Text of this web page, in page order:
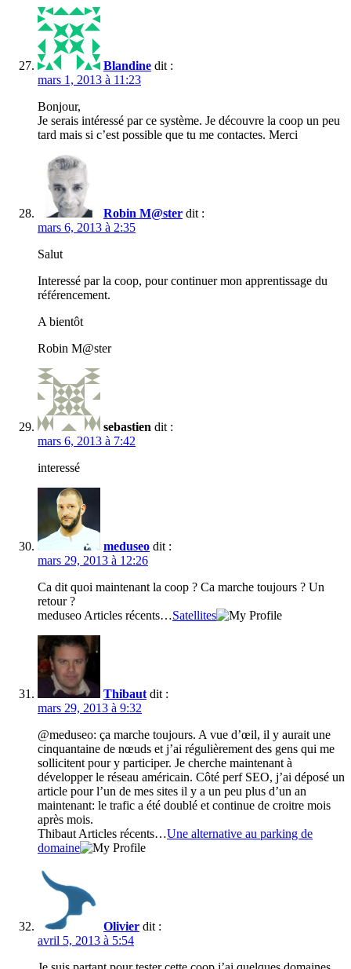
Blandine dit :
mars 1, 2013 à 11:23
Bonjour,
Je serais intéressé par ce système. Je découvre la coop un peu
tard mais si c’est possible que tu me contactes. Merci
Robin M@ster dit :
mars 6, 2013 à 2:35
Salut
Interessé par la coop, pour continuer mon apprentissage du
référencement.
A bientôt
Robin M@ster
sebastien dit :
mars 6, 2013 à 7:42
interessé
meduseo dit :
mars 29, 2013 à 12:26
Ca dit quoi maintenant la coop ? Ca marche toujours ? Un
retour ?
meduseo Articles récents…Satellites
Thibaut dit :
mars 29, 2013 à 9:32
@meduseo: ça marche toujours. A vue d’œil, il y aurait une
cinquantaine de nœuds et j’ai régulièrement des gens qui me
sollicitent pour y participer. Je cherche maintenant à
développer le réseau américain. Côté perf SEO, j’ai déposé un
article pour l’un de mes sites il y a un peu plus d’un an
maintenant: le trafic a été doublé et continue de croitre mois
après mois.
Thibaut Articles récents…Une alternative au parking de
domaine
Olivier dit :
avril 5, 2013 à 5:54